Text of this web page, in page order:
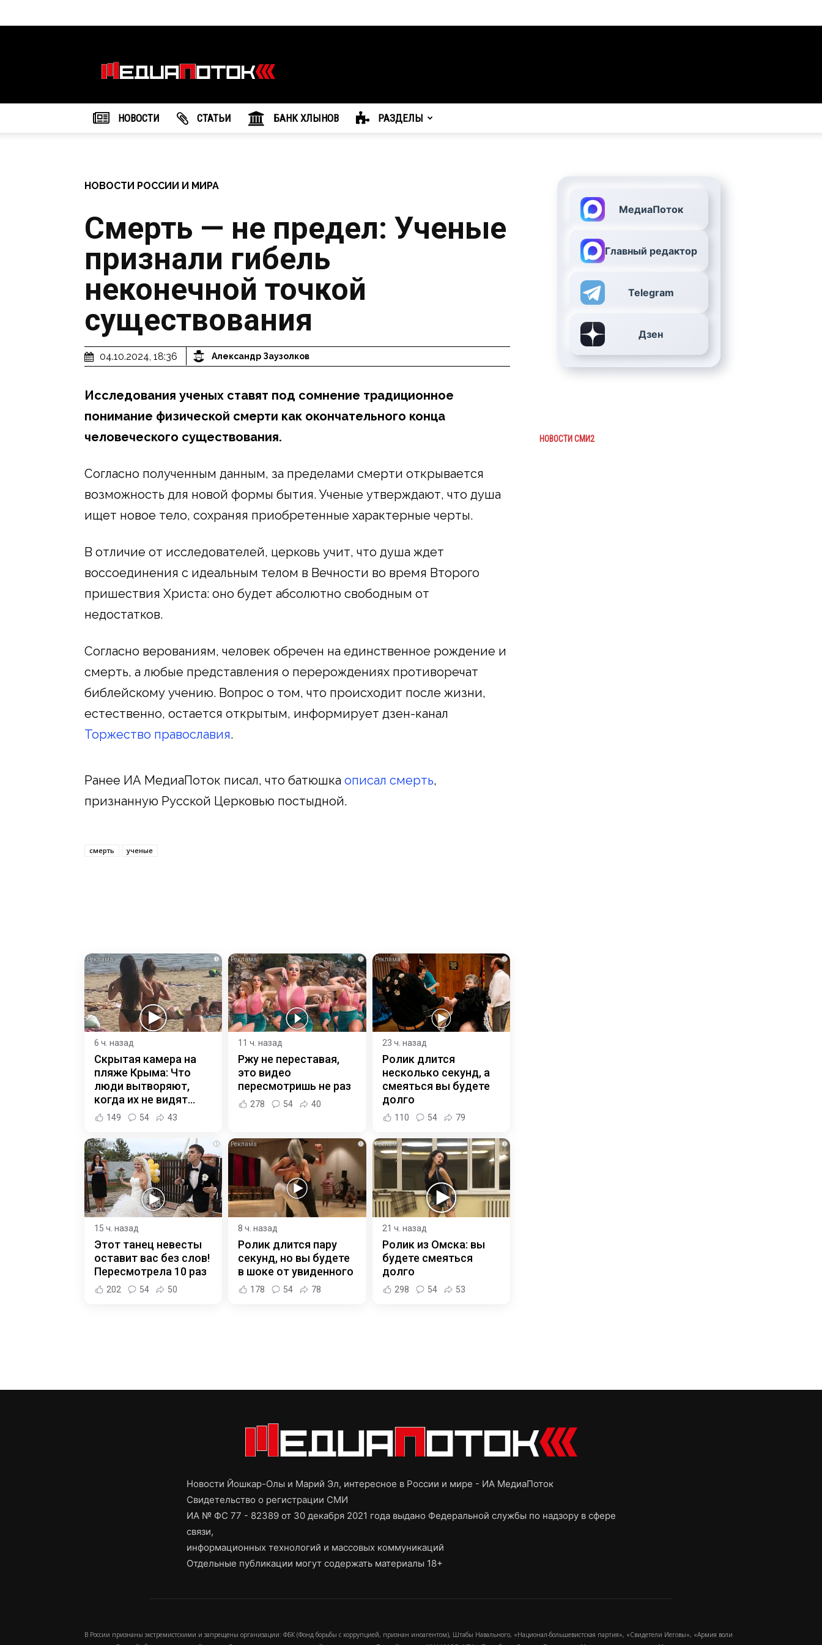
агентство
"МедиаПоток"
НОВОСТИ CТАТЬИ БАНК ХЛЫНОВ РАЗДЕЛЫ
НОВОСТИ РОССИИ И МИРА
Смерть — не предел: Ученые
признали гибель
неконечной точкой
существования
04.10.2024, 18:36 Александр Заузолков
Исследования ученых ставят под сомнение традиционное
понимание физической смерти как окончательного конца
человеческого существования.
Согласно полученным данным, за пределами смерти открывается
возможность для новой формы бытия. Ученые утверждают, что душа
ищет новое тело, сохраняя приобретенные характерные черты.
В отличие от исследователей, церковь учит, что душа ждет
воссоединения с идеальным телом в Вечности во время Второго
пришествия Христа: оно будет абсолютно свободным от
недостатков.
Согласно верованиям, человек обречен на единственное рождение и
смерть, а любые представления о перерождениях противоречат
библейскому учению. Вопрос о том, что происходит после жизни,
естественно, остается открытым, информирует дзен-канал
Торжество православия.
Ранее ИА МедиаПоток писал, что батюшка описал смерть,
признанную Русской Церковью постыдной.
смерть ученые
i
6 ч. назад
Скрытая камера на
пляже Крыма: Что
люди вытворяют,
когда их не видят...
149 54 43
i
11 ч. назад
Ржу не переставая,
это видео
пересмотришь не раз
278 54 40
i
23 ч. назад
Ролик длится
несколько секунд, а
смеяться вы будете
долго
110 54 79
i
15 ч. назад
Этот танец невесты
оставит вас без слов!
Пересмотрела 10 раз
202 54 50
i
8 ч. назад
Ролик длится пару
секунд, но вы будете
в шоке от увиденного
178 54 78
i
21 ч. назад
Ролик из Омска: вы
будете смеяться
долго
298 54 53
МедиаПоток
Главный редактор
Telegram
Дзен
НОВОСТИ СМИ2
Новости Йошкар-Олы и Марий Эл, интересное в России и мире - ИА МедиаПоток
Свидетельство о регистрации СМИ
ИА № ФС 77 - 82389 от 30 декабря 2021 года выдано Федеральной службы по надзору в сфере
связи,
информационных технологий и массовых коммуникаций
Отдельные публикации могут содержать материалы 18+
В России признаны экстремистскими и запрещены организации: ФБК (Фонд борьбы с коррупцией, признан иноагентом), Штабы Навального, «Национал-большевистская партия», «Свидетели Иеговы», «Армия воли